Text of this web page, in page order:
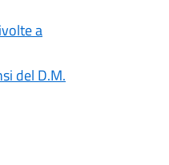
a
del D.M.